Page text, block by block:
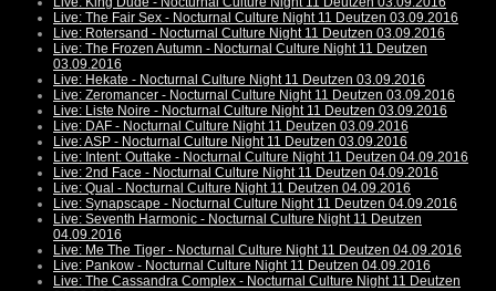
Live: The Fair Sex - Nocturnal Culture Night 11 Deutzen 03.09.2016
Live: Rotersand - Nocturnal Culture Night 11 Deutzen 03.09.2016
Live: The Frozen Autumn - Nocturnal Culture Night 11 Deutzen
03.09.2016
Live: Hekate - Nocturnal Culture Night 11 Deutzen 03.09.2016
Live: Zeromancer - Nocturnal Culture Night 11 Deutzen 03.09.2016
Live: Liste Noire - Nocturnal Culture Night 11 Deutzen 03.09.2016
Live: DAF - Nocturnal Culture Night 11 Deutzen 03.09.2016
Live: ASP - Nocturnal Culture Night 11 Deutzen 03.09.2016
Live: Intent: Outtake - Nocturnal Culture Night 11 Deutzen 04.09.2016
Live: 2nd Face - Nocturnal Culture Night 11 Deutzen 04.09.2016
Live: Qual - Nocturnal Culture Night 11 Deutzen 04.09.2016
Live: Synapscape - Nocturnal Culture Night 11 Deutzen 04.09.2016
Live: Seventh Harmonic - Nocturnal Culture Night 11 Deutzen
04.09.2016
Live: Me The Tiger - Nocturnal Culture Night 11 Deutzen 04.09.2016
Live: Pankow - Nocturnal Culture Night 11 Deutzen 04.09.2016
Live: The Cassandra Complex - Nocturnal Culture Night 11 Deutzen